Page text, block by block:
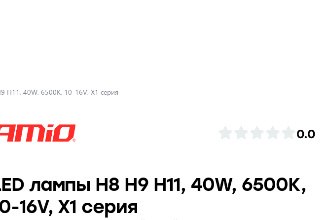
H11, 40W, 6500K, 10-16V, X1 серия
0.0
лампы H8 H9 H11, 40W, 6500K,
16V, X1 серия